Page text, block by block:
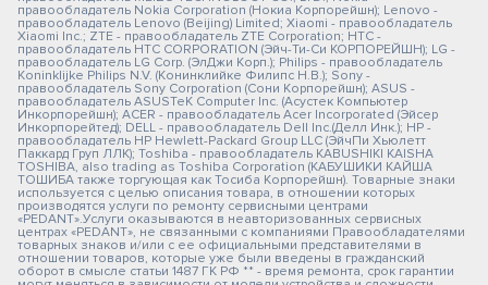
правообладатель Nokia Corporation (Нокиа Корпорейшн); Lenovo -
правообладатель Lenovo (Beijing) Limited; Xiaomi - правообладатель
Xiaomi Inc.; ZTE - правообладатель ZTE Corporation; HTC -
правообладатель HTC CORPORATION (Эйч-Ти-Си КОРПОРЕЙШН); LG -
правообладатель LG Corp. (ЭлДжи Корп.); Philips - правообладатель
Koninklijke Philips N.V. (Конинклийке Филипс Н.В.); Sony -
правообладатель Sony Corporation (Сони Корпорейшн); ASUS -
правообладатель ASUSTeK Computer Inc. (Асустек Компьютер
Инкорпорейшн); ACER - правообладатель Acer Incorporated (Эйсер
Инкорпорейтед); DELL - правообладатель Dell Inc.(Делл Инк.); HP -
правообладатель HP Hewlett-Packard Group LLC (ЭйчПи Хьюлетт
Паккард Груп ЛЛК); Toshiba - правообладатель KABUSHIKI KAISHA
TOSHIBA, also trading as Toshiba Corporation (КАБУШИКИ КАЙША
ТОШИБА также торгующая как Тосиба Корпорейшн). Товарные знаки
используется с целью описания товара, в отношении которых
производятся услуги по ремонту сервисными центрами
«PEDANT».Услуги оказываются в неавторизованных сервисных
центрах «PEDANT», не связанными с компаниями Правообладателями
товарных знаков и/или с ее официальными представителями в
отношении товаров, которые уже были введены в гражданский
оборот в смысле статьи 1487 ГК РФ ** - время ремонта, срок гарантии